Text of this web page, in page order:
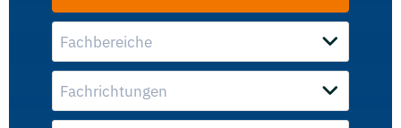
Fachbereiche
Fachrichtungen